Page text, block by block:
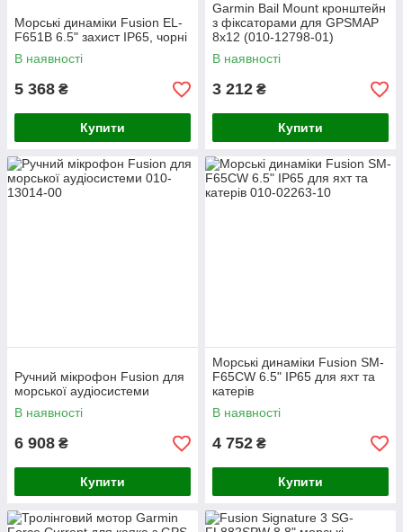
Морські динаміки Fusion EL-
F651B 6.5" захист IP65, чорні
В наявності
5 368 ₴
Купити
Garmin Bail Mount кронштейн
з фіксаторами для GPSMAP
8x12 (010-12798-01)
В наявності
3 212 ₴
Купити
Ручний мікрофон Fusion для
морської аудіосистеми
В наявності
6 908 ₴
Купити
Морські динаміки Fusion SM-
F65CW 6.5" IP65 для яхт та
катерів
В наявності
4 752 ₴
Купити